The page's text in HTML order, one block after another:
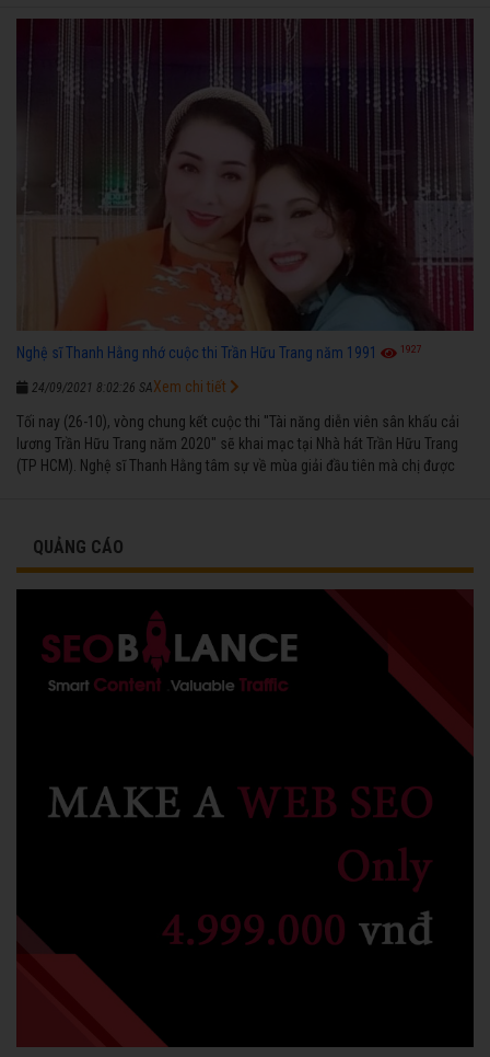
Nghệ sĩ Thanh Hằng nhớ cuộc thi Trần Hữu Trang năm 1991 1927
24/09/2021 8:02:26 SA
Tối nay (26-10), vòng chung kết cuộc thi "Tài năng diễn viên sân khấu cải
lương Trần Hữu Trang năm 2020" sẽ khai mạc tại Nhà hát Trần Hữu Trang
(TP HCM). Nghệ sĩ Thanh Hằng tâm sự về mùa giải đầu tiên mà chị được
Xem chi tiết
QUẢNG CÁO